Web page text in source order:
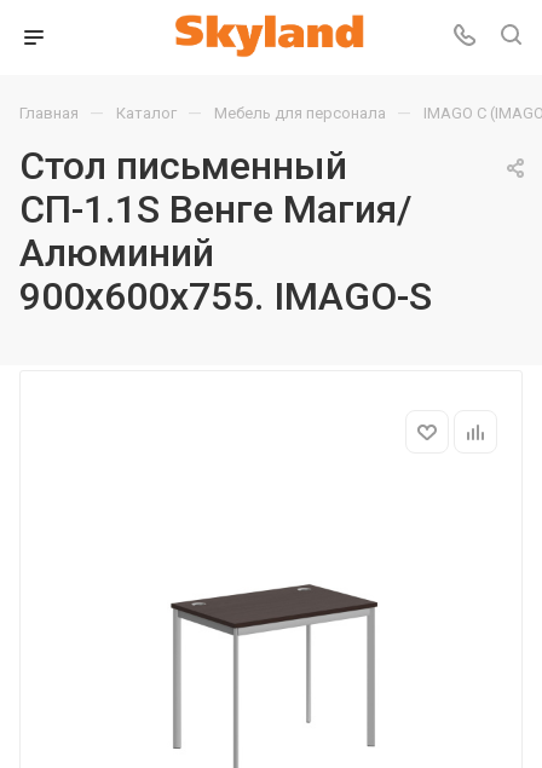
Главная — Каталог — Мебель для персонала — IMAGO С
Стол письменный
СП-1.1S Венге Магия/
Алюминий
900х600х755. IMAGO-S